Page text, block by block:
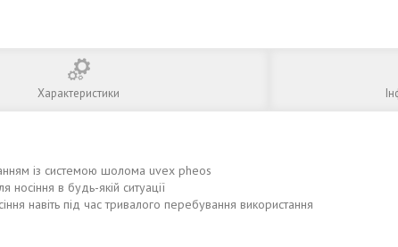
Характеристики
із системою шолома uvex pheos
в будь-якій ситуації
навіть під час тривалого перебування використання